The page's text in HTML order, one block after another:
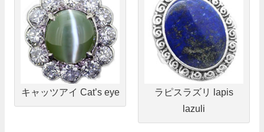
キャッツアイ Cat’s eye
ラピスラズリ lapis
lazuli